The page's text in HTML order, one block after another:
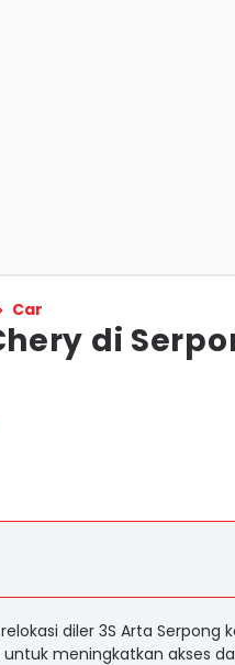
Car
di
diler 3S Arta Serpong
meningkatkan akses